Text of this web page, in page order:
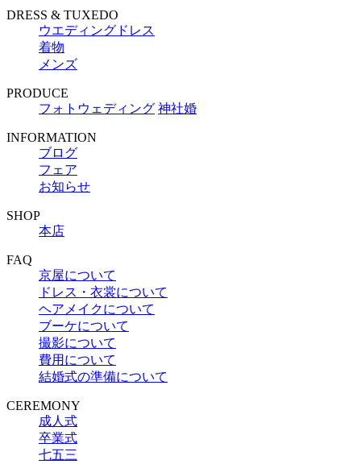
DRESS & TUXEDO
ウエディングドレス
着物
メンズ
PRODUCE
フォトウェディング 神社婚
INFORMATION
ブログ
フェア
お知らせ
SHOP
本店
FAQ
京屋について
ドレス・衣裳について
ヘアメイクについて
ブーケについて
撮影について
費用について
結婚式の準備について
CEREMONY
成人式
卒業式
七五三